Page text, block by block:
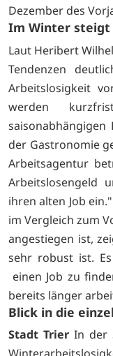
Dezember des
Im Winter
Laut Heribert
Tendenzen
Arbeitslosigkeit
werden
der Gastronomie
Arbeitsagentur
Arbeitslosengeld
ihren alten Job
im Vergleich zum
angestiegen ist,
sehr robust ist.
einen Job zu
bereits länger
Blick in die
Stadt Trier In der